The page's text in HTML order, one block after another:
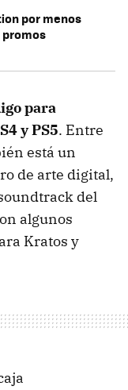
por menos
promos
para
y PS5. Entre
está un
de arte digital,
del
algunos
Kratos y